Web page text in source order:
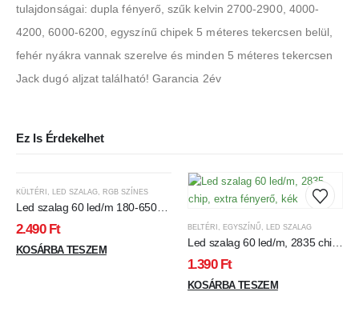
tulajdonságai: dupla fényerő, szűk kelvin 2700-2900, 4000-
4200, 6000-6200, egyszínű chipek 5 méteres tekercsen belül,
fehér nyákra vannak szerelve és minden 5 méteres tekercsen
Jack dugó aljzat található! Garancia 2év
Ez Is Érdekelhet
KÜLTÉRI , LED SZALAG, RGB SZÍNES
Led szalag 60 led/m 180-650
Lumen RGB 5050 chip IP65
Vízálló
2.490 Ft
KOSÁRBA TESZEM
BELTÉRI , EGYSZÍNŰ , LED SZALAG
Led szalag 60 led/m, 2835 chip,
extra fényerő, kék
1.390 Ft
KOSÁRBA TESZEM